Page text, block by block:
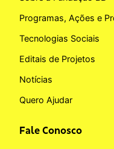
Programas, Ações e
Tecnologias Sociais
Editais de Projetos
Notícias
Quero Ajudar
Fale Conosco